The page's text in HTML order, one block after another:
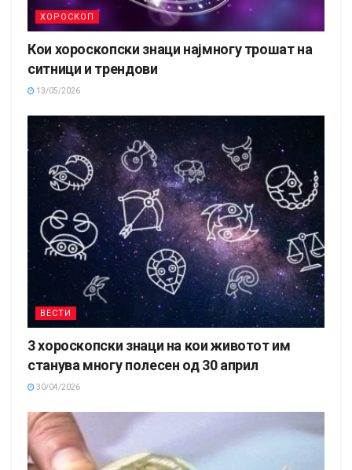
ХОРОСКОП
Кои хороскопски знаци најмногу трошат на
ситници и трендови
13/05/2026
ВЕСТИ
3 хороскопски знаци на кои животот им
станува многу полесен од 30 април
30/04/2026